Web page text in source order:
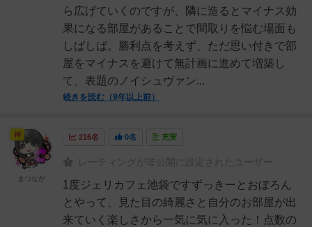
ら広げていくのですが、隣に造るとマイナス効
果になる部屋があることで間取りを悩む場面も
しばしば。勝利点を考えず、ただ思い付きで部
屋をマイナスを避けて無計画に進めて増築し
て、表題のノイシュヴァン...
続きを読む（9年以上前）
216名 0名 充実
レーティングが非公開に設定されたユーザー
1度ジェリカフェ池袋ですずっきーとおぼろん
とやって、見た目の綺麗さと自分のお部屋が出
来ていく楽しさから一気に気に入った！点数の
神
まつなが